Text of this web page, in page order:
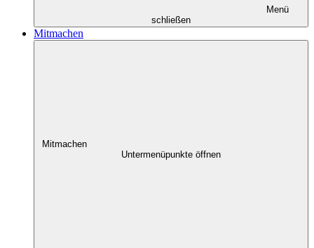
Menü
schließen
Mitmachen
Mitmachen
Untermenüpunkte öffnen